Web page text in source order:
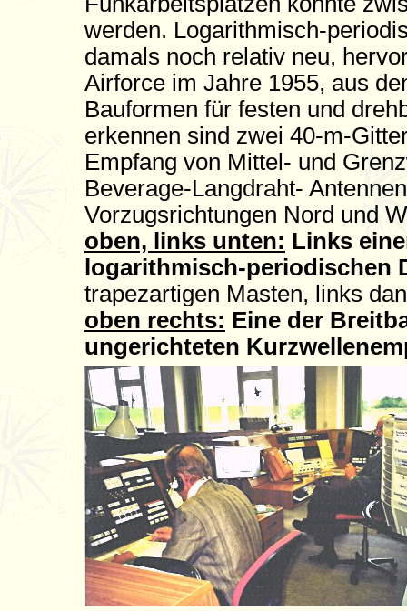
werden. Logarithmisch-
damals noch relativ neu,
Airforce im Jahre 1955, aus
Bauformen für festen und
erkennen sind zwei 40-m-
Empfang von Mittel- und
Beverage-Langdraht-
Vorzugsrichtungen Nord und
oben, links unten: Links
logarithmisch-periodischen
trapezartigen Masten, links
oben rechts: Eine der
ungerichteten